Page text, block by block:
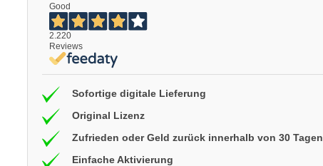
Good
2.220
Reviews
Sofortige digitale Lieferung
Original Lizenz
Zufrieden oder Geld zurück innerhalb von 30 Tagen
Einfache Aktivierung